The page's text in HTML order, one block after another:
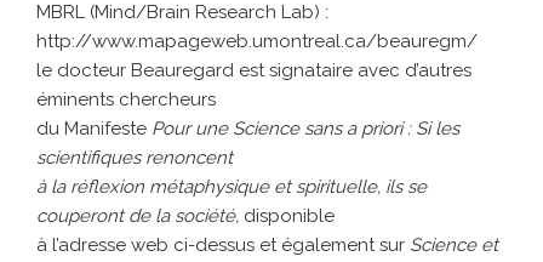
MBRL (Mind/Brain Research Lab) :
http://www.mapageweb.umontreal.ca/beauregm/
le docteur Beauregard est signataire avec d’autres
éminents chercheurs
du Manifeste Pour une Science sans a priori : Si les
scientifiques renoncent
à la réflexion métaphysique et spirituelle, ils se
couperont de la société, disponible
à l’adresse web ci-dessus et également sur Science et